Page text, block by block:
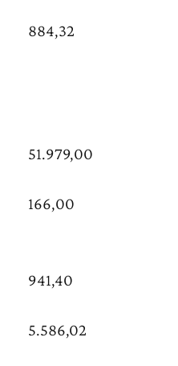
884,32
51.979,00
166,00
941,40
5.586,02